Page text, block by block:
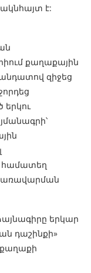
է:
քաղաքային
զիջեց
երկու
համատեղ
երկար
դաշինքի»
քաղաքի